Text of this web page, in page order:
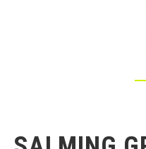
begin